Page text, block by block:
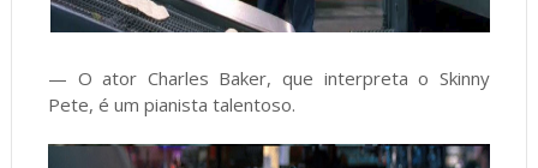
— O ator Charles Baker, que interpreta o Skinny
Pete, é um pianista talentoso.